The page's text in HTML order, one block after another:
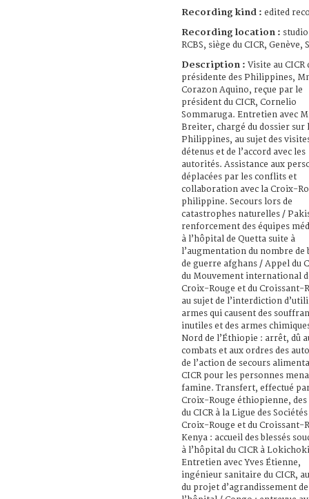
Recording kind : edited
Recording location :
RCBS, siège du CICR, Genève,
Description : Visite au CICR
présidente des Philippines,
Corazon Aquino, reçue par le
président du CICR, Cornelio
Sommaruga. Entretien avec
Breiter, chargé du dossier sur
Philippines, au sujet des
détenus et de l’accord avec les
autorités. Assistance aux
déplacées par les conflits et
collaboration avec la Croix-
philippine. Secours lors de
catastrophes naturelles /
renforcement des équipes
à l’hôpital de Quetta suite à
l’augmentation du nombre de
de guerre afghans / Appel du
du Mouvement international
Croix-Rouge et du Croissant-
au sujet de l’interdiction
armes qui causent des
inutiles et des armes
Nord de l’Éthiopie : arrêt, dû
combats et aux ordres des
de l’action de secours
CICR pour les personnes
famine. Transfert, effectué
Croix-Rouge éthiopienne, des
du CICR à la Ligue des
Croix-Rouge et du Croissant-
Kenya : accueil des blessés
à l’hôpital du CICR à
Entretien avec Yves Étienne,
ingénieur sanitaire du CICR,
du projet d’agrandissement de